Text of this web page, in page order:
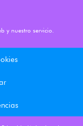
y nuestro servicio.